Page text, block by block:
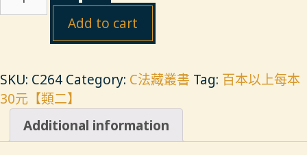
二
合
quantity
Add to cart
SKU: C264 Category: C法藏叢書 Tag: 百本以上每本
30元【類二】
Additional information